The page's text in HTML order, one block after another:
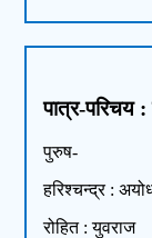
पात्र-परिचय
पुरुष-
हरिश्चन्द्र :
रोहित : युवराज